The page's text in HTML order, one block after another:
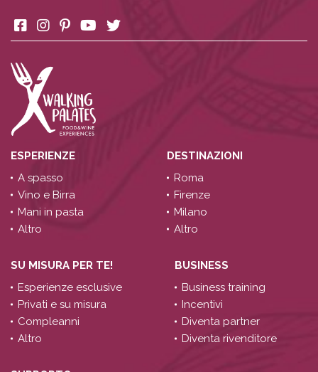
ESPERIENZE
A spasso
Vino e Birra
Mani in pasta
Altro
DESTINAZIONI
Roma
Firenze
Milano
Altro
SU MISURA PER TE!
Esperienze esclusive
Privati e su misura
Compleanni
Altro
BUSINESS
Business training
Incentivi
Diventa partner
Diventa rivenditore